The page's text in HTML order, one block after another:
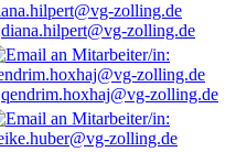
diana.hilpert@vg-zolling.de
qendrim.hoxhaj@vg-zolling.de